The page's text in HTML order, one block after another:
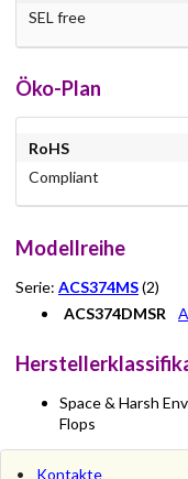
SEL free
Öko-Plan
RoHS
Compliant
Modellreihe
Serie: ACS374MS(2)
ACS374DMSR
Space & Harsh
Flops
Kontakte